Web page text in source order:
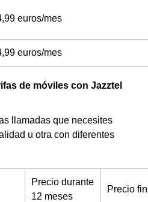
euros/mes
euros/mes
de móviles con Jazztel
llamadas que necesites
u otra con diferentes
Precio durante
12 meses
Precio